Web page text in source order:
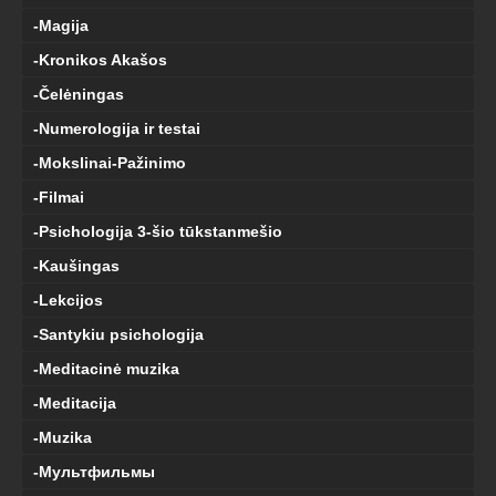
-Magija
-Kronikos Akašos
-Čelėningas
-Numerologija ir testai
-Mokslinai-Pažinimo
-Filmai
-Psichologija 3-šio tūkstanmešio
-Kaušingas
-Lekcijos
-Santykiu psichologija
-Meditacinė muzika
-Meditacija
-Muzika
-Мультфильмы